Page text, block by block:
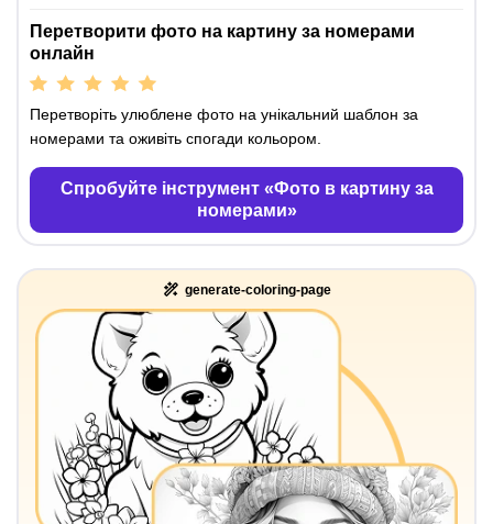
Перетворити фото на картину за номерами
онлайн
Перетворіть улюблене фото на унікальний шаблон за
номерами та оживіть спогади кольором.
Спробуйте інструмент «Фото в картину за
номерами»
generate-coloring-page